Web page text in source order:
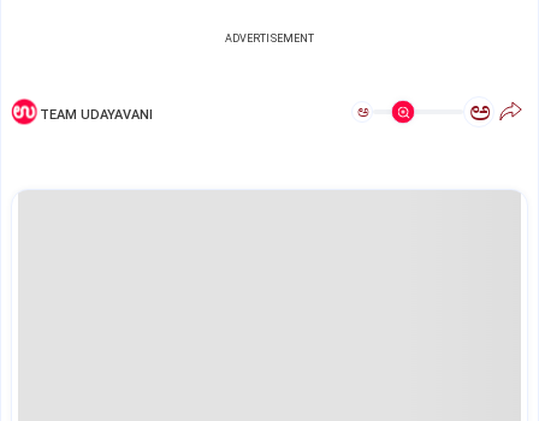
ADVERTISEMENT
TEAM UDAYAVANI ಅ ಅ